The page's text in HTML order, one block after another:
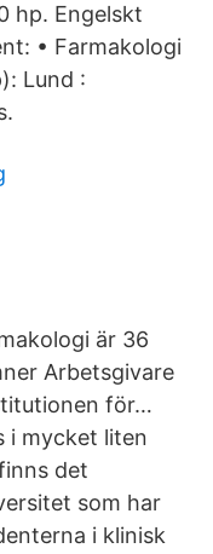
hp. Engelskt
• Farmakologi
Lund :
är 36
Arbetsgivare
för…
i mycket liten
det
som har
i klinisk